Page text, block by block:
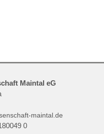
Maintal eG
maintal.de
0